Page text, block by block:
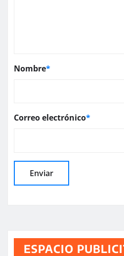
Nombre*
Correo electrónico*
ESPACIO